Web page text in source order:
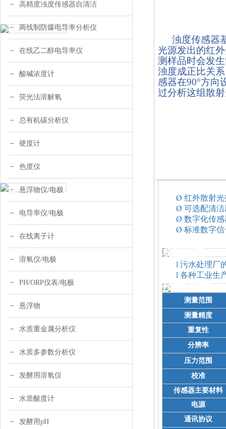
高精度浊度传感器自清洁
两线制防爆电导率分析仪
在线乙二醇电导率仪
酸碱浓度计
荧光法溶解氧
总有机碳分析仪
硬度计
色度仪
悬浮物仪/电极
电导率仪/电极
在线离子计
溶氧仪/电极
PH/ORP仪表/电极
悬浮物
水质重金属分析仪
水质多参数分析仪
发酵用溶氧仪
水质酸度计
发酵用pH
浊度传感器
光源发出的红
测样品时会发
浊度成正比关
感器在90°方向
过分析这组散
Ø 红外散射
Ø 可选配清
Ø 数字化传
Ø 标准数字
典型应用：
l 污水处理厂
l 各种工业生
技术参数：
测量范围
测量精度
重复性
分辨率
压力范围
校准
传感器主要材料
电源
通讯协议